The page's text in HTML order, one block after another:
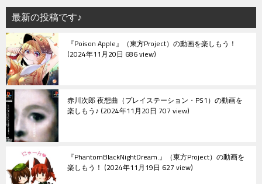
シ
ョ
ン
最新の投稿です♪
『Poison Apple』（東方Project）の動画を楽しもう！
2024年11月20日 686 view
赤川次郎 夜想曲（プレイステーション・PS1）の動画を
楽しもう♪ 2024年11月20日 707 view
『PhantomBlackNightDream.』（東方Project）の動画を
楽しもう！ 2024年11月19日 627 view